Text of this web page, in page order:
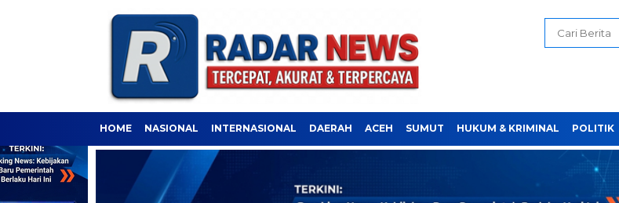
HOME NASIONAL INTERNASIONAL DAERAH ACEH SUMUT HUKUM & KRIMINAL POLITIK